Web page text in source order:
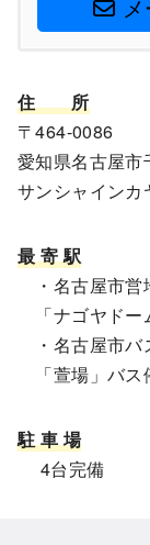
住
所
〒464-0086
愛知県名古屋
サンシャインカ
最 寄 駅
・名古屋市営
「ナゴヤドー
・名古屋市バ
「萱場」バス
駐 車 場
4台完備